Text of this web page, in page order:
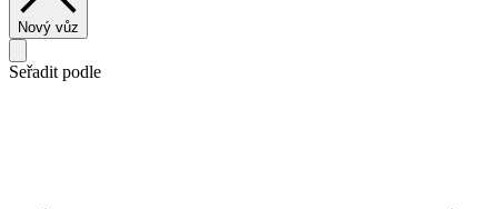
Nový vůz
Seřadit podle